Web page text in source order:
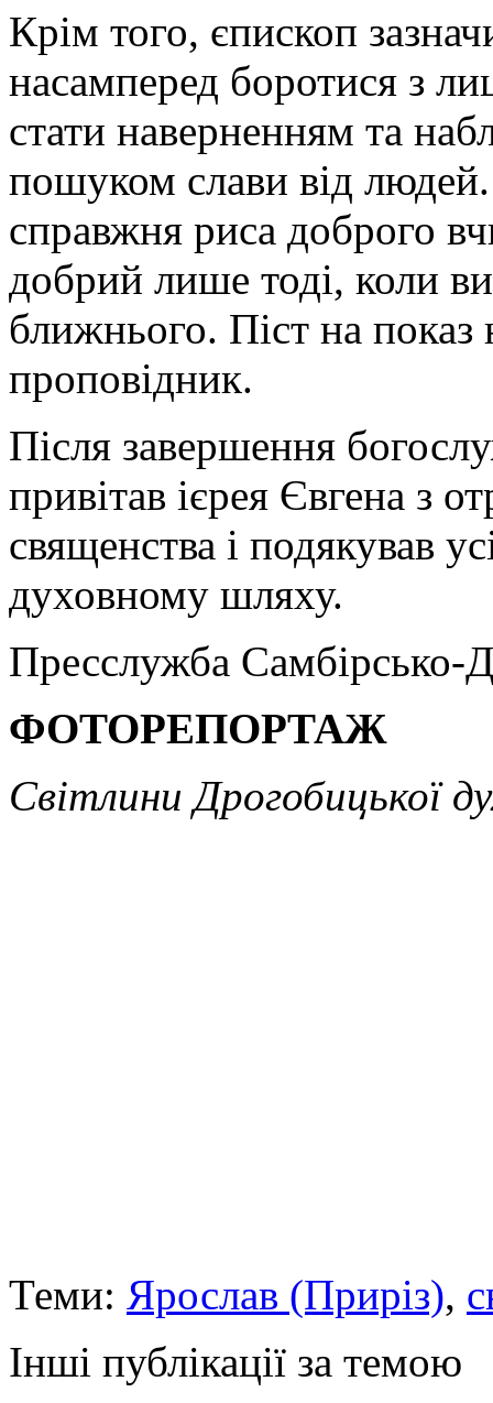
Крім того, єпископ
насамперед боротися з
стати наверненням та
пошуком слави від
справжня риса доброго
добрий лише тоді, коли
ближнього. Піст на показ
проповідник.
Після завершення
привітав ієрея Євгена з
священства і подякував
духовному шляху.
Пресслужба Самбірсько-
ФОТОРЕПОРТАЖ
Світлини Дрогобицької
Теми: Ярослав (Приріз),
Інші публікації за темою